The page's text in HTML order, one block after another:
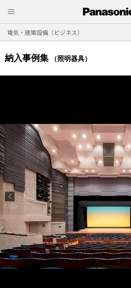
電気・建築設備（ビジネス）
納入事例集 （照明器具）